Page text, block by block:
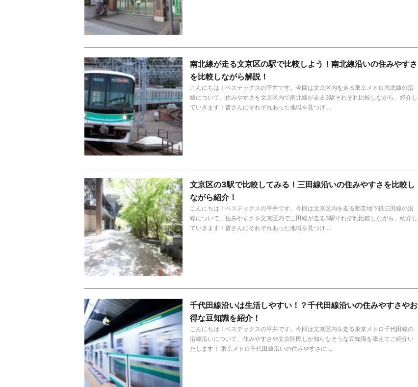
南北線が走る文京区の駅で比較しよう！南北線沿いの住みやすさ
を比較しながら解説！
こんにちは！ベステックスの平井です。今回は文京区内を走る東京メトロ南北線の沿
線について、住みやすさを文京区内で南北線が走る3駅それぞれ比較しながら、紹介し
ていきます！皆さんにそれぞれあった地域を見つけ ...
文京区の3駅で比較してみる！三田線沿いの住みやすさを比較し
ながら紹介！
こんにちは！ベステックスの平井です。今回は文京区内を走る都営地下鉄三田線の沿
線について、住みやすさを文京区内で三田線が走る3駅それぞれ比較しながら、紹介し
ていきます！皆さんにそれぞれあった地域を見つけ ...
千代田線沿いは生活しやすい！？千代田線沿いの住みやすさやお
得な豆知識を紹介！
こんにちは！ベステックスの平井です。今回は文京区内を走る東京メトロ千代田線の
沿線沿いについて、住みやすさや文京区民しか知らなそうな豆知識を添えてご紹介い
たします！ 東京メトロ千代田線沿いの住みやすさに ...